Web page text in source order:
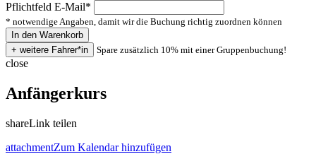
Pflichtfeld E-Mail*
* notwendige Angaben, damit wir die Buchung richtig zuordnen können
Spare zusätzlich 10% mit einer Gruppenbuchung!
close
Anfängerkurs
shareLink teilen
attachmentZum Kalendar hinzufügen